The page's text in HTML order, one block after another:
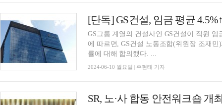
[단독] GS건설, 임금 평균
GS그룹 계열의 건설사인 GS건설이 직원 임금을 전
에 따르면, GS건설 노동조합(위원장 조재
률에 대해 합의했다. ...
2024-06-10 월요일 | 주현태 기자
SR, 노·사 합동 안전워크숍